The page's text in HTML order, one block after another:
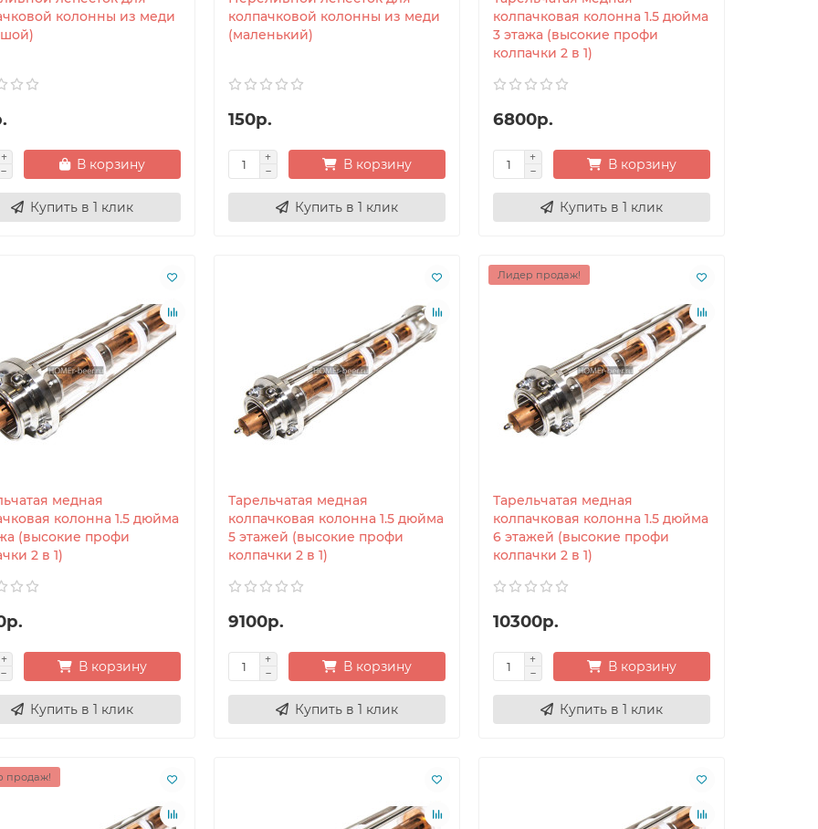
колонны из меди
В корзину
Купить в 1 клик
колпачковой колонны из меди
(маленький)
150р.
В корзину
Купить в 1 клик
колпачковая колонна 1.5 дюйма
3 этажа (высокие профи
колпачки 2 в 1)
6800р.
В корзину
Купить в 1 клик
медная
колонна 1.5 дюйма
(высокие профи
2 в 1)
В корзину
Купить в 1 клик
Тарельчатая медная
колпачковая колонна 1.5 дюйма
5 этажей (высокие профи
колпачки 2 в 1)
9100р.
В корзину
Купить в 1 клик
Лидер продаж!
Тарельчатая медная
колпачковая колонна 1.5 дюйма
6 этажей (высокие профи
колпачки 2 в 1)
10300р.
В корзину
Купить в 1 клик
продаж!